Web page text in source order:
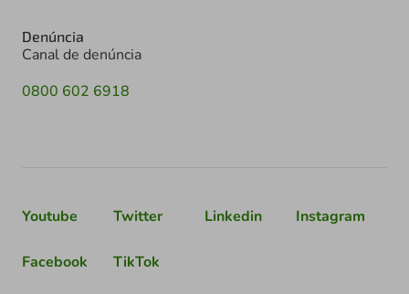
Denúncia
Canal de denúncia
0800 602 6918
Youtube Twitter Linkedin Instagram
Facebook TikTok